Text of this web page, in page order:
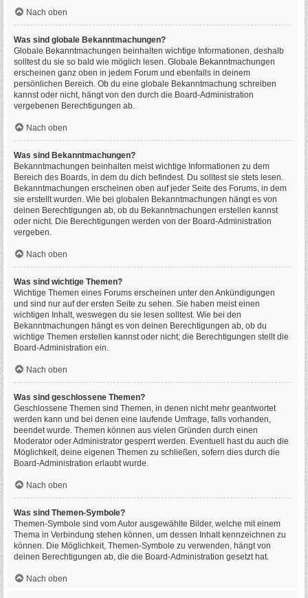
Nach oben
Was sind globale Bekanntmachungen?
Globale Bekanntmachungen beinhalten wichtige Informationen, deshalb
solltest du sie so bald wie möglich lesen. Globale Bekanntmachungen
erscheinen ganz oben in jedem Forum und ebenfalls in deinem
persönlichen Bereich. Ob du eine globale Bekanntmachung schreiben
kannst oder nicht, hängt von den durch die Board-Administration
vergebenen Berechtigungen ab.
Nach oben
Was sind Bekanntmachungen?
Bekanntmachungen beinhalten meist wichtige Informationen zu dem
Bereich des Boards, in dem du dich befindest. Du solltest sie stets lesen.
Bekanntmachungen erscheinen oben auf jeder Seite des Forums, in dem
sie erstellt wurden. Wie bei globalen Bekanntmachungen hängt es von
deinen Berechtigungen ab, ob du Bekanntmachungen erstellen kannst
oder nicht. Die Berechtigungen werden von der Board-Administration
vergeben.
Nach oben
Was sind wichtige Themen?
Wichtige Themen eines Forums erscheinen unter den Ankündigungen
und sind nur auf der ersten Seite zu sehen. Sie haben meist einen
wichtigen Inhalt, weswegen du sie lesen solltest. Wie bei den
Bekanntmachungen hängt es von deinen Berechtigungen ab, ob du
wichtige Themen erstellen kannst oder nicht; die Berechtigungen stellt die
Board-Administration ein.
Nach oben
Was sind geschlossene Themen?
Geschlossene Themen sind Themen, in denen nicht mehr geantwortet
werden kann und bei denen eine laufende Umfrage, falls vorhanden,
beendet wurde. Themen können aus vielen Gründen durch einen
Moderator oder Administrator gesperrt werden. Eventuell hast du auch die
Möglichkeit, deine eigenen Themen zu schließen, sofern dies durch die
Board-Administration erlaubt wurde.
Nach oben
Was sind Themen-Symbole?
Themen-Symbole sind vom Autor ausgewählte Bilder, welche mit einem
Thema in Verbindung stehen können, um dessen Inhalt kennzeichnen zu
können. Die Möglichkeit, Themen-Symbole zu verwenden, hängt von
deinen Berechtigungen ab, die die Board-Administration gesetzt hat.
Nach oben